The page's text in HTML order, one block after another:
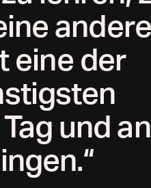
andere
eine der
und an